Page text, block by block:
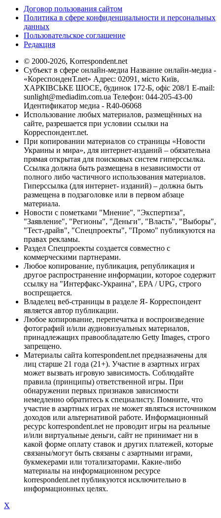
Договор пользования сайтом
Политика в сфере конфиденциальности и персональных
данных
Пользовательское соглашение
Редакция
© 2000-2026, Korrespondent.net
Субъект в сфере онлайн-медиа Название онлайн-медиа -
«КореспонденТ.net» Адрес: 02091, місто Київ,
ХАРКІВСЬКЕ ШОСЕ, будинок 172-Б, офіс 208/1 E-mail:
sunlight@mediadim.com.ua Телефон: 044-205-43-00
Идентификатор медиа - R40-06068
Использование любых материалов, размещённых на
сайте, разрешается при условии ссылки на
Корреспондент.net.
При копировании материалов со страницы «Новости
Украины и мира», для интернет-изданий – обязательна
прямая открытая для поисковых систем гиперссылка.
Ссылка должна быть размещена в независимости от
полного либо частичного использования материалов.
Гиперссылка (для интернет- изданий) – должна быть
размещена в подзаголовке или в первом абзаце
материала.
Новости с пометками "Мнение", "Экспертиза",
"Заявление", "Регионы", "Деньги", "Власть", "Выборы",
"Тест-драйв", "Спецпроекты", "Промо" публикуются на
правах рекламы.
Раздел Спецпроекты создается совместно с
коммерческими партнерами.
Любое копирование, публикация, републикация и
другое распространение информации, которое содержит
ссылку на "Интерфакс-Украина", EPA / UPG, строго
воспрещается.
Владелец веб-страницы в разделе Я- Корреспондент
является автор публикации.
Любое копирование, перепечатка и воспроизведение
фотографий и/или аудиовизуальных материалов,
принадлежащих правообладателю Getty Images, строго
запрещено.
Материалы сайта korrespondent.net предназначены для
лиц старше 21 года (21+). Участие в азартных играх
может вызвать игровую зависимость. Соблюдайте
правила (принципы) ответственной игры. При
обнаружении первых признаков зависимости
немедленно обратитесь к специалисту. Помните, что
участие в азартных играх не может являться источником
доходов или альтернативой работе. Информационный
ресурс korrespondent.net не проводит игры на реальные
и/или виртуальные деньги, сайт не принимает ни в
какой форме оплату ставок и других платежей, которые
связаны/могут быть связаны с азартными играми,
букмекерами или тотализаторами. Какие-либо
материалы на информационном ресурсе
korrespondent.net публикуются исключительно в
информационных целях.
X